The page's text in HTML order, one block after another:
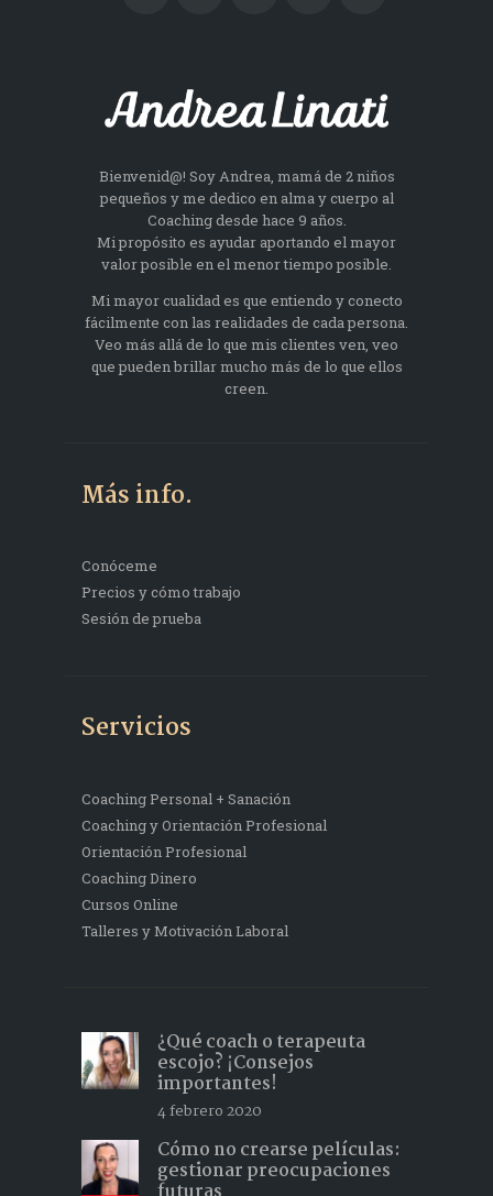
Bienvenid@! Soy Andrea, mamá de 2 niños
pequeños y me dedico en alma y cuerpo al
Coaching desde hace 9 años.
Mi propósito es ayudar aportando el mayor
valor posible en el menor tiempo posible.
Mi mayor cualidad es que entiendo y conecto
fácilmente con las realidades de cada persona.
Veo más allá de lo que mis clientes ven, veo
que pueden brillar mucho más de lo que ellos
creen.
Más info.
Conóceme
Precios y cómo trabajo
Sesión de prueba
Servicios
Coaching Personal + Sanación
Coaching y Orientación Profesional
Orientación Profesional
Coaching Dinero
Cursos Online
Talleres y Motivación Laboral
¿Qué coach o terapeuta
escojo? ¡Consejos
importantes!
4 febrero 2020
Cómo no crearse películas:
gestionar preocupaciones